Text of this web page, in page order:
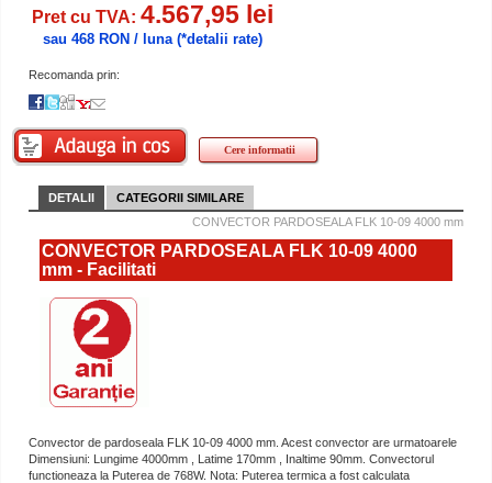
Pret cu TVA: 4.567,95 lei
sau 468 RON / luna (*detalii rate)
Recomanda prin:
Cere informatii
DETALII
CATEGORII SIMILARE
CONVECTOR PARDOSEALA FLK 10-09 4000 mm
CONVECTOR PARDOSEALA FLK 10-09 4000
mm - Facilitati
Convector de pardoseala FLK 10-09 4000 mm. Acest convector are urmatoarele
Dimensiuni: Lungime 4000mm , Latime 170mm , Inaltime 90mm. Convectorul
functioneaza la Puterea de 768W. Nota: Puterea termica a fost calculata